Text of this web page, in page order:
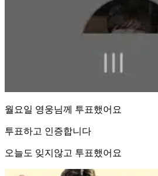
월요일 영웅님께 투표했어요
투표하고 인증합니다
오늘도 잊지않고 투표했어요